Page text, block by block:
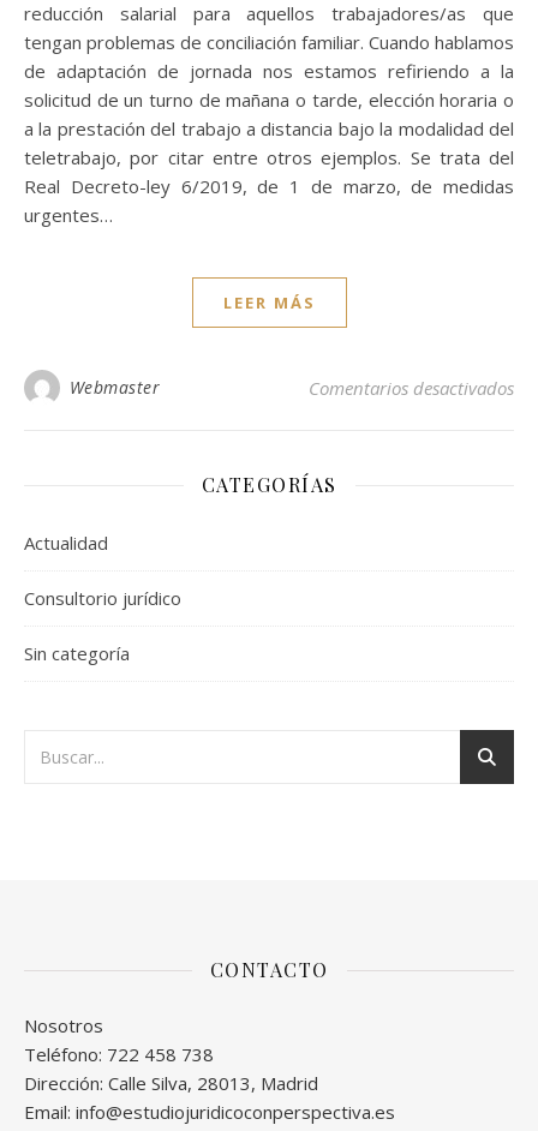
reducción salarial para aquellos trabajadores/as que
tengan problemas de conciliación familiar. Cuando hablamos
de adaptación de jornada nos estamos refiriendo a la
solicitud de un turno de mañana o tarde, elección horaria o
a la prestación del trabajo a distancia bajo la modalidad del
teletrabajo, por citar entre otros ejemplos. Se trata del
Real Decreto-ley 6/2019, de 1 de marzo, de medidas
urgentes…
LEER MÁS
Webmaster Comentarios desactivadosen
CATEGORÍAS
Actualidad
Consultorio jurídico
Sin categoría
CONTACTO
Nosotros
Teléfono: 722 458 738
Dirección: Calle Silva, 28013, Madrid
Email: info@estudiojuridicoconperspectiva.es